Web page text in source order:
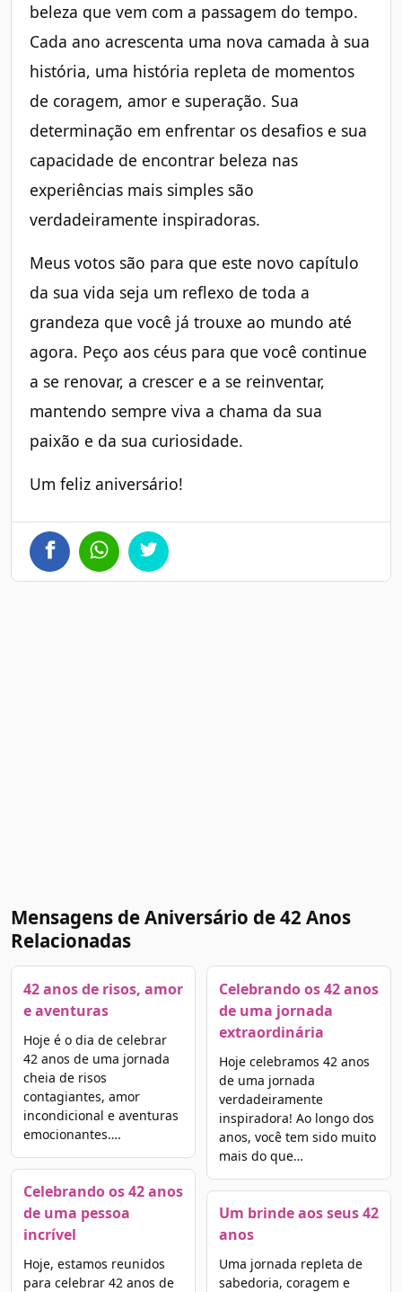
beleza que vem com a passagem do tempo.
Cada ano acrescenta uma nova camada à sua
história, uma história repleta de momentos
de coragem, amor e superação. Sua
determinação em enfrentar os desafios e sua
capacidade de encontrar beleza nas
experiências mais simples são
verdadeiramente inspiradoras.
Meus votos são para que este novo capítulo
da sua vida seja um reflexo de toda a
grandeza que você já trouxe ao mundo até
agora. Peço aos céus para que você continue
a se renovar, a crescer e a se reinventar,
mantendo sempre viva a chama da sua
paixão e da sua curiosidade.
Um feliz aniversário!
Mensagens de Aniversário de 42 Anos
Relacionadas
42 anos de risos, amor
e aventuras
Hoje é o dia de celebrar
42 anos de uma jornada
cheia de risos
contagiantes, amor
incondicional e aventuras
emocionantes….
Celebrando os 42 anos
de uma pessoa
incrível
Hoje, estamos reunidos
para celebrar 42 anos de
Celebrando os 42 anos
de uma jornada
extraordinária
Hoje celebramos 42 anos
de uma jornada
verdadeiramente
inspiradora! Ao longo dos
anos, você tem sido muito
mais do que…
Um brinde aos seus 42
anos
Uma jornada repleta de
sabedoria, coragem e